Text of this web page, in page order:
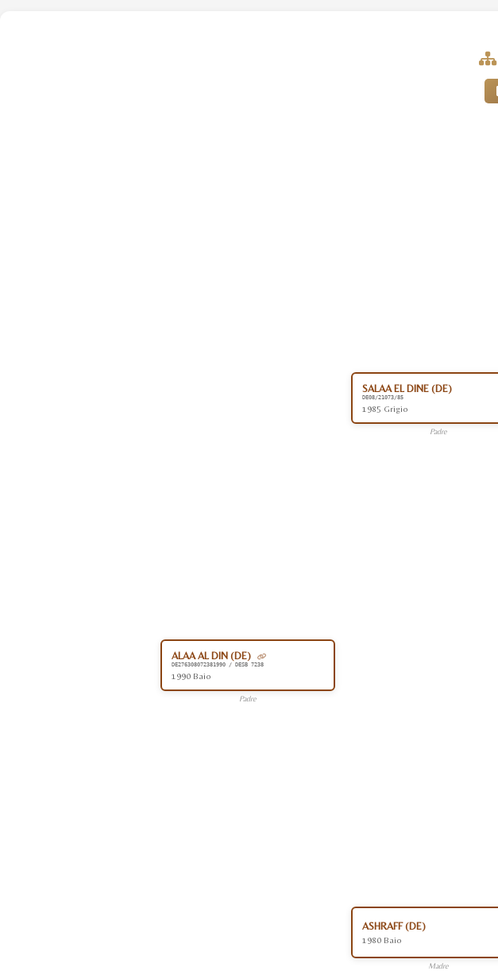
ALAA AL DIN (DE)
DE276308072381990 / DESB 7238
1990 Baio
Padre
SALAA EL DINE (DE)
DE08/21073/85
1985 Grigio
Padre
ASHRAFF (DE)
1980 Baio
Madre